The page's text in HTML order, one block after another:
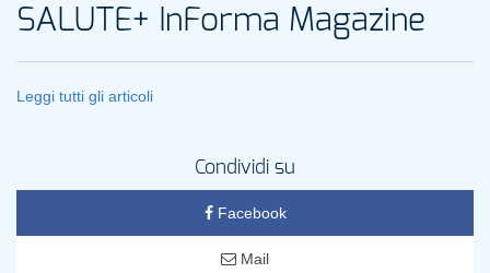
SALUTE+ InForma Magazine
Leggi tutti gli articoli
Condividi su
Facebook
Mail